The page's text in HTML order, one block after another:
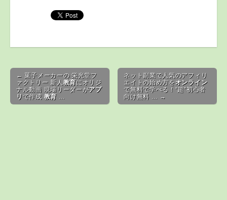
Post navigation
← 菓子メーカーの 栄光堂フ
ァクトリー 新人 教育にオリジ
ナル動画 現場リーダーがアプ
リ で作成 教育…
ネット副業で人気のアフィリ
エイトの始め方をオンライン
で無料で学べる！“超”初心者
向け無料 … →